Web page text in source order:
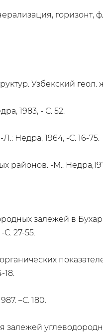
горизонт,
Узбекский геол.
1983, - С. 52.
Недра, 1964, -С. 16-75.
районов. -М.:
залежей в
27-55.
18.
–С. 180.